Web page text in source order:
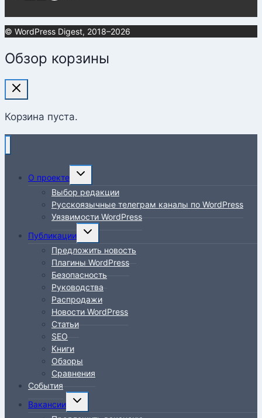
© WordPress Digest, 2018–2026
Обзор корзины
Корзина пуста.
О проекте
Переключить
дочернее
меню
Выбор редакции
Русскоязычные телеграм каналы по WordPress
Уязвимости WordPress
Публикации
Переключить
дочернее
меню
Предложить новость
Плагины WordPress
Безопасность
Руководства
Распродажи
Новости WordPress
Статьи
SEO
Книги
Обзоры
Сравнения
События
Вакансии
Переключить
дочернее